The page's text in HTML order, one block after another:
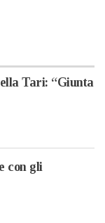
Tari: “Giunta
con gli